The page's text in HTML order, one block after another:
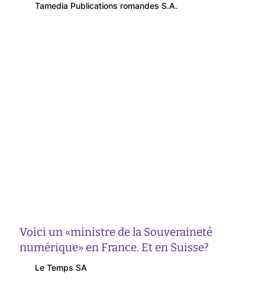
Tamedia Publications romandes S.A.
Voici un «ministre de la Souveraineté
numérique» en France. Et en Suisse?
Le Temps SA